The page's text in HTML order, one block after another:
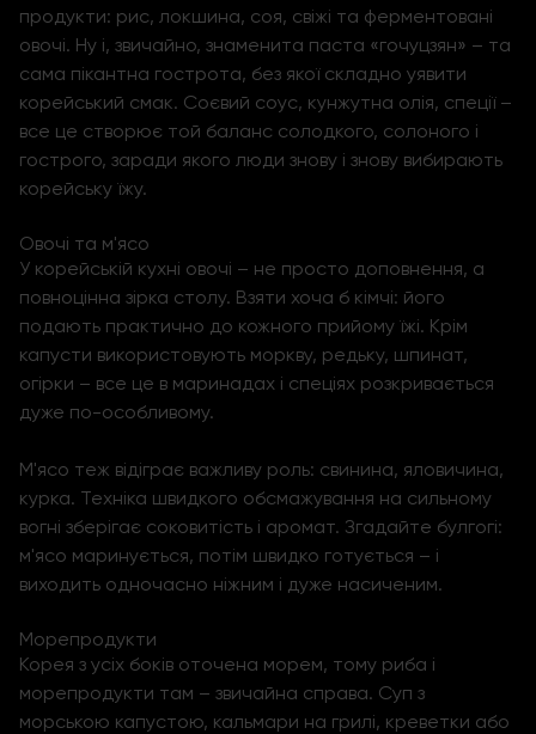
продукти: рис, локшина, соя, свіжі та ферментовані
овочі. Ну і, звичайно, знаменита паста «гочуцзян» – та
сама пікантна гострота, без якої складно уявити
корейський смак. Соєвий соус, кунжутна олія, спеції –
все це створює той баланс солодкого, солоного і
гострого, заради якого люди знову і знову вибирають
корейську їжу.
Овочі та м'ясо
У корейській кухні овочі – не просто доповнення, а
повноцінна зірка столу. Взяти хоча б кімчі: його
подають практично до кожного прийому їжі. Крім
капусти використовують моркву, редьку, шпинат,
огірки – все це в маринадах і спеціях розкривається
дуже по-особливому.
М'ясо теж відіграє важливу роль: свинина, яловичина,
курка. Техніка швидкого обсмажування на сильному
вогні зберігає соковитість і аромат. Згадайте булгогі:
м'ясо маринується, потім швидко готується – і
виходить одночасно ніжним і дуже насиченим.
Морепродукти
Корея з усіх боків оточена морем, тому риба і
морепродукти там – звичайна справа. Суп з
морською капустою, кальмари на грилі, креветки або